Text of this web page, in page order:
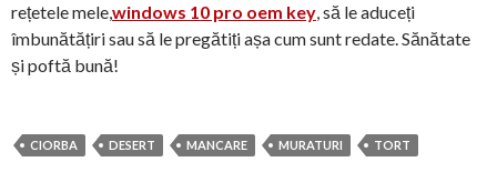
rețetele mele,windows 10 pro oem key, să le aduceți
îmbunătățiri sau să le pregătiți așa cum sunt redate. Sănătate
și poftă bună!
CIORBA DESERT MANCARE MURATURI TORT